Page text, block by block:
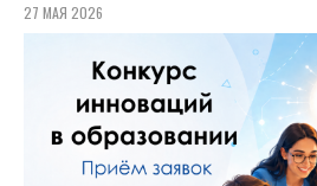
27 МАЯ 2026